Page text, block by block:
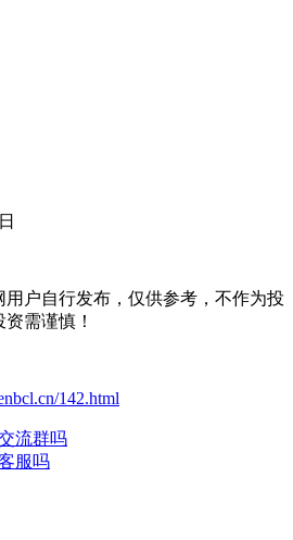
户自行发布，仅供参考，不作为投
需谨慎！
142.html
流群吗
服吗